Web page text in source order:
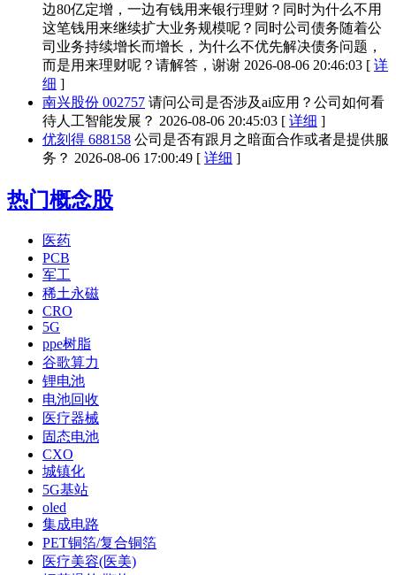
边80亿定增，一边有钱用来银行理财？同时为什么不用
这笔钱用来继续扩大业务规模呢？同时公司债务随着公
司业务持续增长而增长，为什么不优先解决债务问题，
而是用来理财呢？请解答，谢谢 2026-08-06 20:46:03 [ 详
细 ]
南兴股份 002757 请问公司是否涉及ai应用？公司如何看
待人工智能发展？ 2026-08-06 20:45:03 [ 详细 ]
优刻得 688158 公司是否有跟月之暗面合作或者是提供服
务？ 2026-08-06 17:00:49 [ 详细 ]
热门概念股
医药
PCB
军工
稀土永磁
CRO
5G
ppe树脂
谷歌算力
锂电池
电池回收
医疗器械
固态电池
CXO
城镇化
5G基站
oled
集成电路
PET铜箔/复合铜箔
医疗美容(医美)